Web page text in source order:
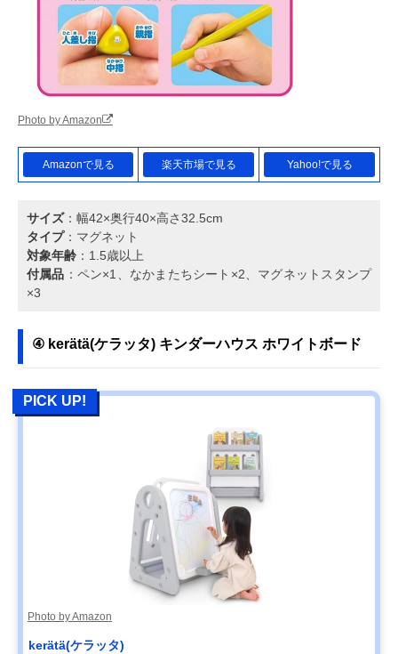
Photo by Amazon
Amazonで見る 楽天市場で見る Yahoo!で見る
サイズ：幅42×奥行40×高さ32.5cm
タイプ：マグネット
対象年齢 ：1.5歳以上
付属品 ：ペン×1、なかまたちシート×2、マグネットスタンプ
×3
④ kerätä(ケラッタ) キンダーハウス ホワイトボード
PICK UP!
Photo by Amazon
kerätä(ケラッタ)